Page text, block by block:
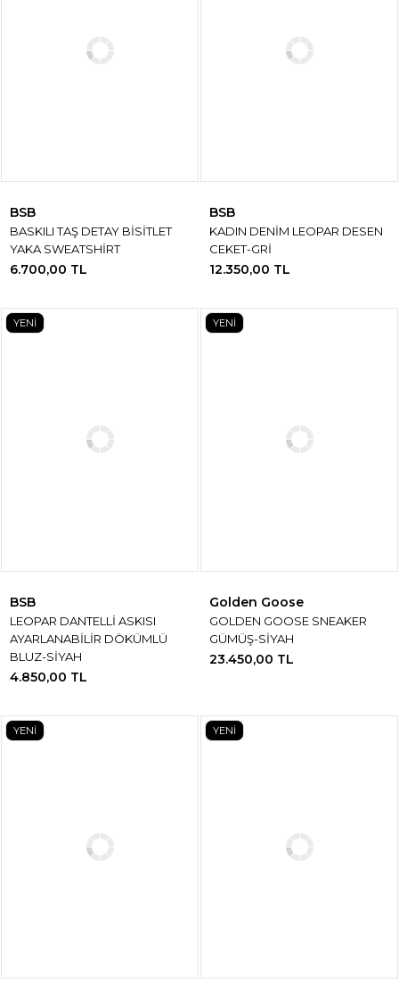
BSB
BASKILI TAŞ DETAY BİSİTLET
YAKA SWEATSHİRT
6.700,00 TL
BSB
KADIN DENİM LEOPAR DESEN
CEKET-GRİ
12.350,00 TL
YENİ
BSB
LEOPAR DANTELLİ ASKISI
AYARLANABİLİR DÖKÜMLÜ
BLUZ-SİYAH
4.850,00 TL
YENİ
Golden Goose
GOLDEN GOOSE SNEAKER
GÜMÜŞ-SİYAH
23.450,00 TL
YENİ YENİ